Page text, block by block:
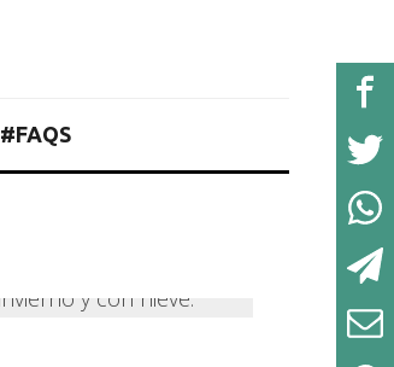
#FAQS